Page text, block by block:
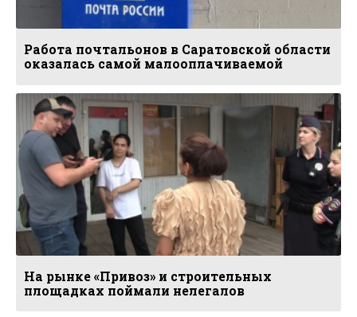
Работа почтальонов в Саратовской области
оказалась самой малооплачиваемой
На рынке «Привоз» и строительных
площадках поймали нелегалов